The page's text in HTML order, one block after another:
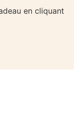
en cliquant